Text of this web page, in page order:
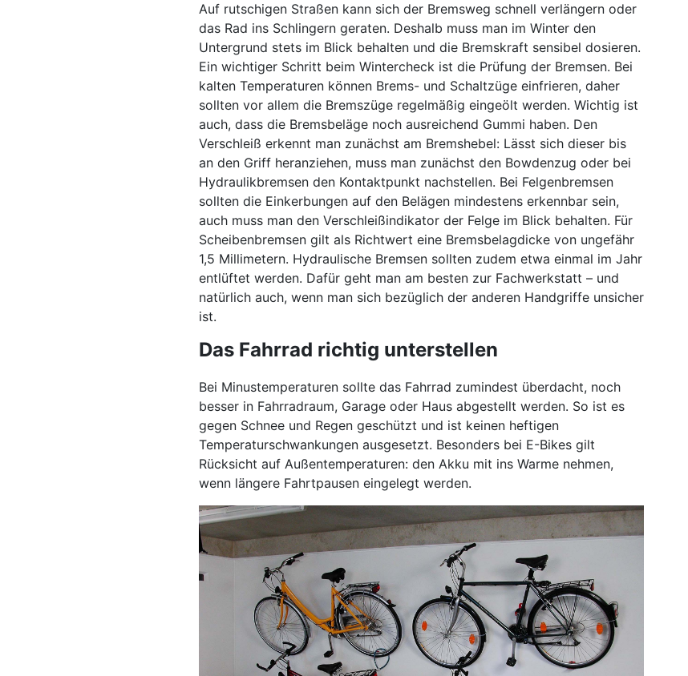
Auf rutschigen Straßen kann sich der Bremsweg schnell verlängern oder
das Rad ins Schlingern geraten. Deshalb muss man im Winter den
Untergrund stets im Blick behalten und die Bremskraft sensibel dosieren.
Ein wichtiger Schritt beim Wintercheck ist die Prüfung der Bremsen. Bei
kalten Temperaturen können Brems- und Schaltzüge einfrieren, daher
sollten vor allem die Bremszüge regelmäßig eingeölt werden. Wichtig ist
auch, dass die Bremsbeläge noch ausreichend Gummi haben. Den
Verschleiß erkennt man zunächst am Bremshebel: Lässt sich dieser bis
an den Griff heranziehen, muss man zunächst den Bowdenzug oder bei
Hydraulikbremsen den Kontaktpunkt nachstellen. Bei Felgenbremsen
sollten die Einkerbungen auf den Belägen mindestens erkennbar sein,
auch muss man den Verschleißindikator der Felge im Blick behalten. Für
Scheibenbremsen gilt als Richtwert eine Bremsbelagdicke von ungefähr
1,5 Millimetern. Hydraulische Bremsen sollten zudem etwa einmal im Jahr
entlüftet werden. Dafür geht man am besten zur Fachwerkstatt – und
natürlich auch, wenn man sich bezüglich der anderen Handgriffe unsicher
ist.
Das Fahrrad richtig unterstellen
Bei Minustemperaturen sollte das Fahrrad zumindest überdacht, noch
besser in Fahrradraum, Garage oder Haus abgestellt werden. So ist es
gegen Schnee und Regen geschützt und ist keinen heftigen
Temperaturschwankungen ausgesetzt. Besonders bei E-Bikes gilt
Rücksicht auf Außentemperaturen: den Akku mit ins Warme nehmen,
wenn längere Fahrtpausen eingelegt werden.